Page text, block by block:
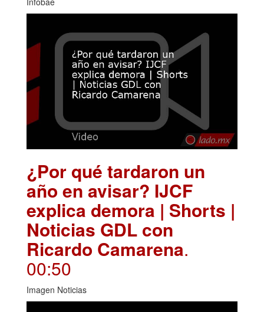
¿Por qué tardaron un
año en avisar? IJCF
explica demora | Shorts |
Noticias GDL con
Ricardo Camarena.
00:50
Imagen Noticias